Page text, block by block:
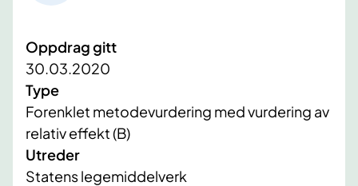
Oppdrag gitt
30.03.2020
Type
Forenklet metodevurdering med vurdering av
relativ effekt (B)
Utreder
Statens legemiddelverk